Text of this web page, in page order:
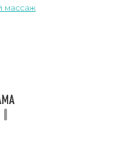
массаж